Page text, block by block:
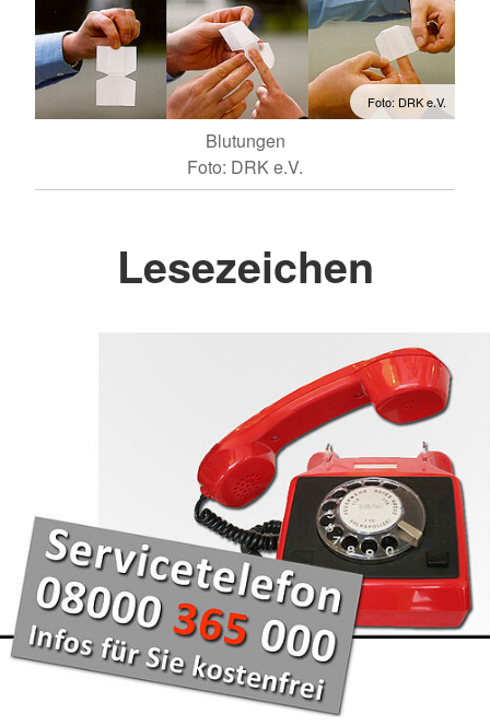
Foto: DRK e.V.
Blutungen
Foto: DRK e.V.
Lesezeichen